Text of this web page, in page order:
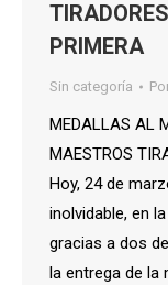
PRIMERA
Sin categoría
MEDALLAS AL
MAESTROS
Hoy, 24 de
inolvidable, en
gracias a dos
la entrega de